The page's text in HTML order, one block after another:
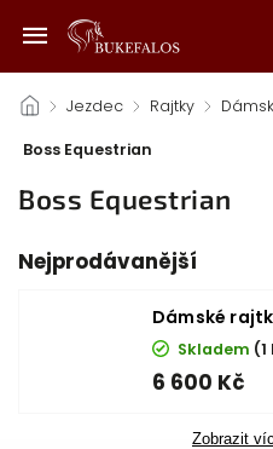
/ Jezdec / Rajtky /
Boss Equestrian
Boss Equestrian
Nejprodávanější
Dámské
Skladem (1
6 600 Kč
Zobrazit